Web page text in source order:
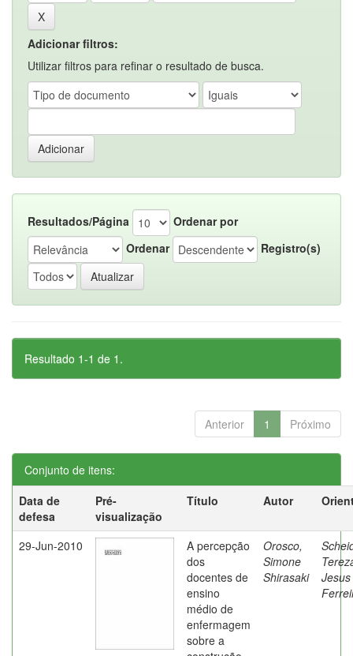
Adicionar filtros:
Utilizar filtros para refinar o resultado de busca.
Resultados/Página
Ordenar por
Ordenar
Registro(s)
Resultado 1-1 de 1.
Anterior 1 Próximo
Conjunto de itens:
Data de
defesa
Pré-
visualização
Título Autor
29-Jun-2010
A percepção
dos
docentes de
ensino
médio de
enfermagem
sobre a
Orosco,
Simone
Shirasaki
Jesus